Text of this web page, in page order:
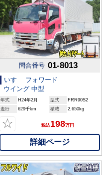
問合番号 01-8013
いすゞ フォワード
ウイング 中型
年式 H24年2月 型式
FRR90S2
走行
629千km 積載 2,650kg
☆ 税込198万円
詳細ページ